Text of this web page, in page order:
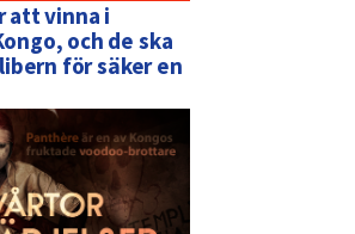
att vinna i
och de ska
för säker en